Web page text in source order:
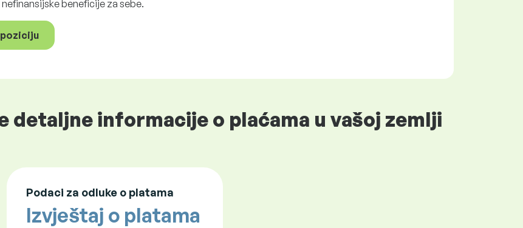
beneficije za sebe.
poziciju
detaljne informacije o plaćama u vašoj zemlji
Podaci za odluke o platama
Izvještaj o platama